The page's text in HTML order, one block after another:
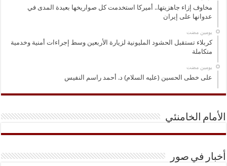
مخاوف إزاء جاهزيتها.. أميركا استخدمت كل صواريخها بعيدة المدى في
عدوانها على إيران
‏يومين مضت
كربلاء تستقبل الحشود المليونية لزيارة الأربعين وسط إجراءات أمنية وخدمية
متكاملة
‏يومين مضت
على خطى الحسين (عليه السلام) د. أحمد راسم النفيس
الأمام الخامنئي
أخبار في صور